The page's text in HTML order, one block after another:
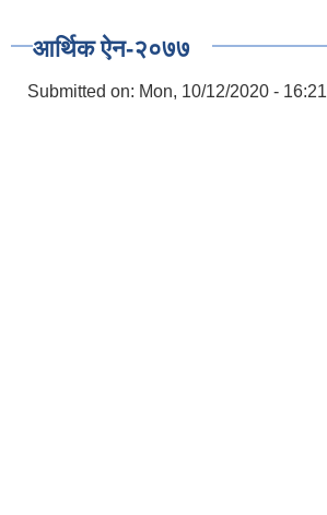
आर्थिक ऐन-२०७७
Submitted on: Mon, 10/12/2020 - 16:21